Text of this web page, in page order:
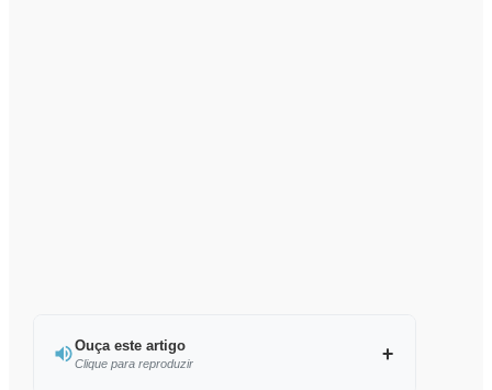
Ouça este artigo
Clique para reproduzir